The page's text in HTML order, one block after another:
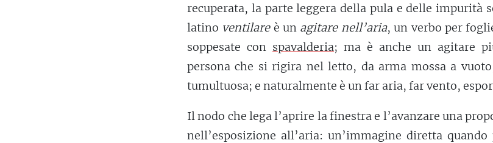
recuperata, la parte leggera della pula e delle impurità
latino ventilareè un agitare nell’aria, un verbo per
soppesate con spavalderia; ma è anche un agitare
persona che si rigira nel letto, da arma mossa a
tumultuosa; e naturalmente è un far aria, far vento,
Il nodo che lega l’aprire la finestra e l’avanzare una
nell’esposizione all’aria: un’immagine diretta